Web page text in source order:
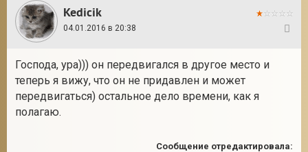
Kedicik
04.01.2016 в 20:38
Господа, ура))) он передвигался в другое место и
теперь я вижу, что он не придавлен и может
передвигаться) остальное дело времени, как я
полагаю.
Сообщение отредактировала: